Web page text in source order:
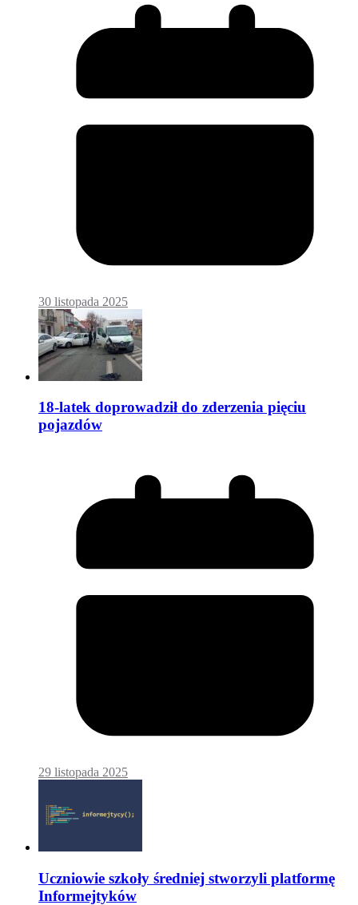
30 listopada 2025
18-latek doprowadził do zderzenia pięciu
pojazdów
29 listopada 2025
Uczniowie szkoły średniej stworzyli platformę
Informejtyków